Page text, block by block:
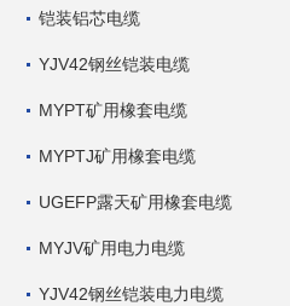
铠装铝芯电缆
YJV42钢丝铠装电缆
MYPT矿用橡套电缆
MYPTJ矿用橡套电缆
UGEFP露天矿用橡套电缆
MYJV矿用电力电缆
YJV42钢丝铠装电力电缆